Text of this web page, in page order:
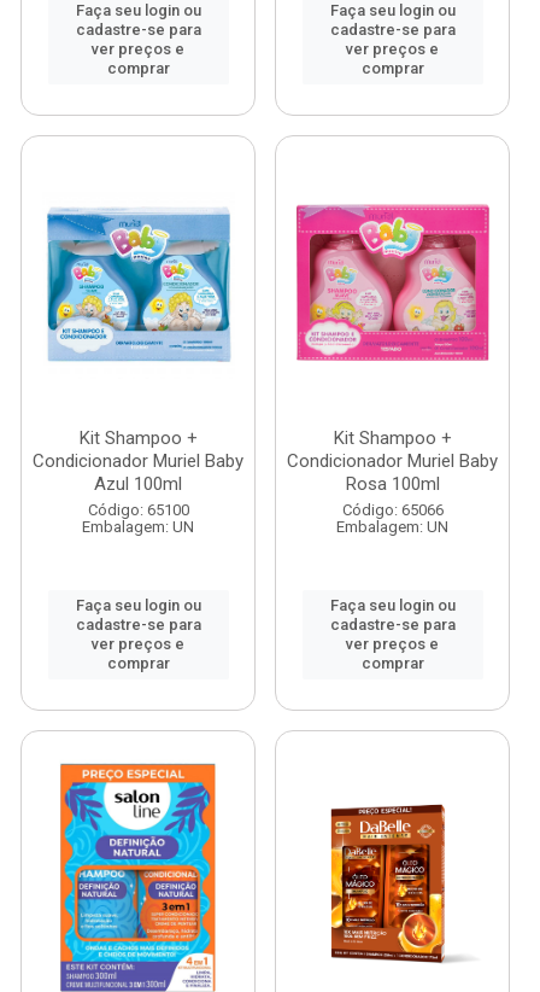
Faça seu login ou
cadastre-se para
ver preços e
comprar
Faça seu login ou
cadastre-se para
ver preços e
comprar
Kit Shampoo +
Condicionador Muriel Baby
Azul 100ml
Código: 65100
Embalagem: UN
Faça seu login ou
cadastre-se para
ver preços e
comprar
Kit Shampoo +
Condicionador Muriel Baby
Rosa 100ml
Código: 65066
Embalagem: UN
Faça seu login ou
cadastre-se para
ver preços e
comprar